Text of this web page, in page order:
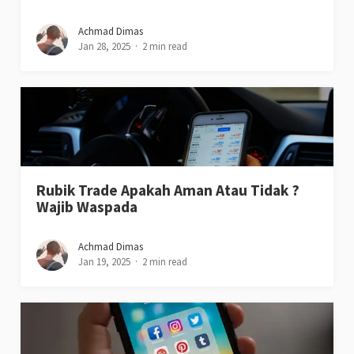
Achmad Dimas
Jan 28, 2025
2 min read
Rubik Trade Apakah Aman Atau Tidak ?
Wajib Waspada
Achmad Dimas
Jan 19, 2025
2 min read